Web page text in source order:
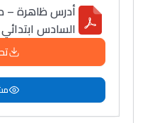
أدرس ظاهرة –
السادس ابتدائي